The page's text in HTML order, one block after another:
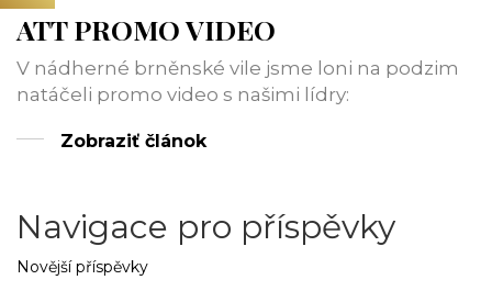
ATT PROMO VIDEO
V nádherné brněnské vile jsme loni na podzim
natáčeli promo video s našimi lídry:
Zobraziť článok
Navigace pro příspěvky
Novější příspěvky